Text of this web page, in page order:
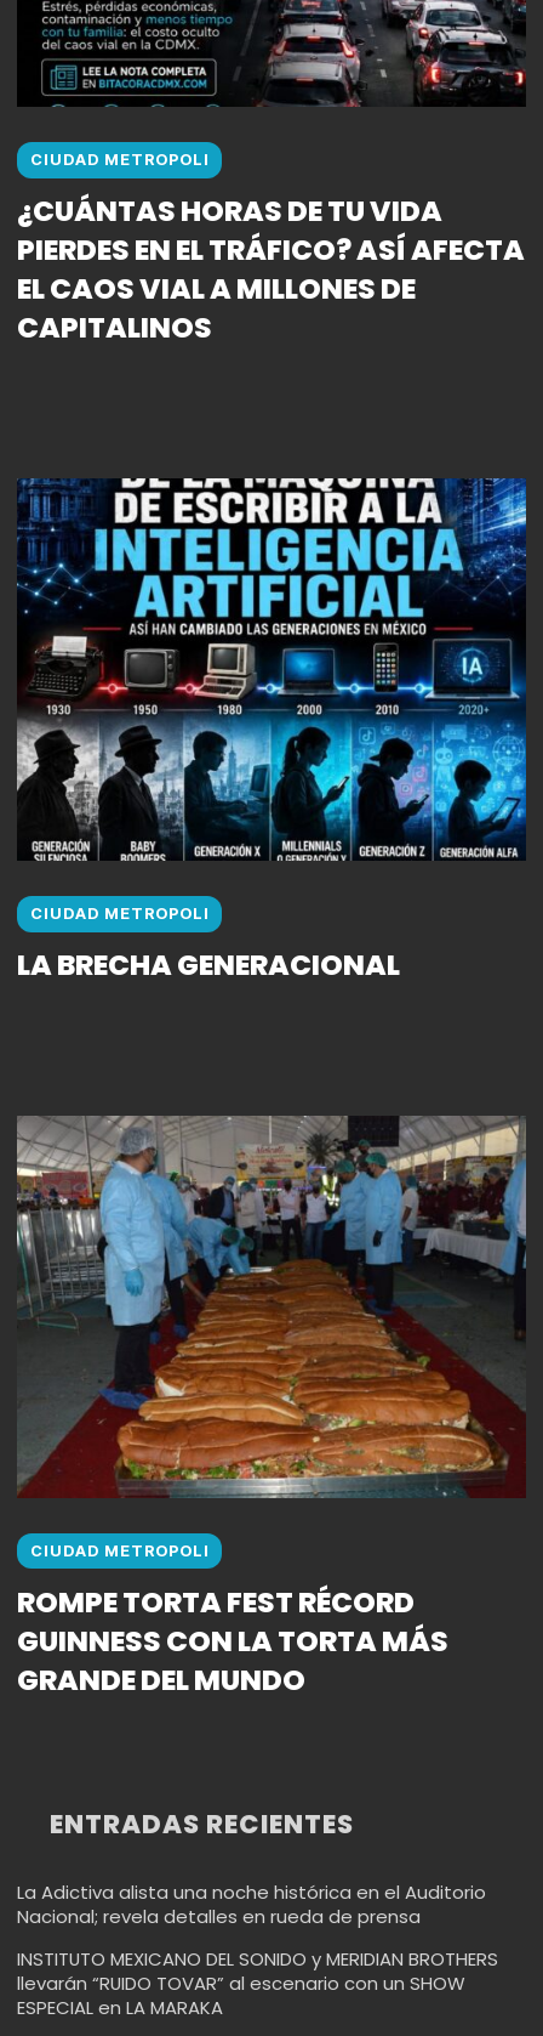
CIUDAD METROPOLI
¿CUÁNTAS HORAS DE TU VIDA
PIERDES EN EL TRÁFICO? ASÍ AFECTA
EL CAOS VIAL A MILLONES DE
CAPITALINOS
CIUDAD METROPOLI
LA BRECHA GENERACIONAL
CIUDAD METROPOLI
ROMPE TORTA FEST RÉCORD
GUINNESS CON LA TORTA MÁS
GRANDE DEL MUNDO
ENTRADAS RECIENTES
La Adictiva alista una noche histórica en el Auditorio
Nacional; revela detalles en rueda de prensa
INSTITUTO MEXICANO DEL SONIDO y MERIDIAN BROTHERS
llevarán “RUIDO TOVAR” al escenario con un SHOW
ESPECIAL en LA MARAKA